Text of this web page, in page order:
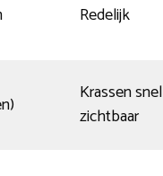
Redelijk
Krassen snel
zichtbaar